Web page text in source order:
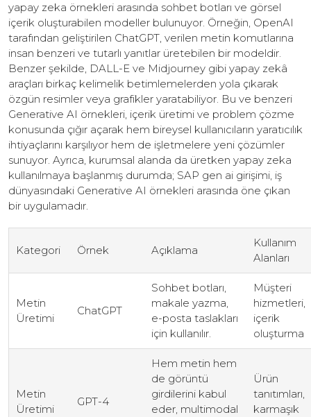
yapay zeka örnekleri arasında sohbet botları ve görsel
içerik oluşturabilen modeller bulunuyor. Örneğin, OpenAI
tarafından geliştirilen ChatGPT, verilen metin komutlarına
insan benzeri ve tutarlı yanıtlar üretebilen bir modeldir.
Benzer şekilde, DALL-E ve Midjourney gibi yapay zekâ
araçları birkaç kelimelik betimlemelerden yola çıkarak
özgün resimler veya grafikler yaratabiliyor. Bu ve benzeri
Generative AI örnekleri, içerik üretimi ve problem çözme
konusunda çığır açarak hem bireysel kullanıcıların yaratıcılık
ihtiyaçlarını karşılıyor hem de işletmelere yeni çözümler
sunuyor. Ayrıca, kurumsal alanda da üretken yapay zeka
kullanılmaya başlanmış durumda; SAP gen ai girişimi, iş
dünyasındaki Generative AI örnekleri arasında öne çıkan
bir uygulamadır.
Kategori Örnek Açıklama
Kullanım
Alanları
Metin
Üretimi
ChatGPT
Sohbet botları,
makale yazma,
e-posta taslakları
için kullanılır.
Müşteri
hizmetleri,
içerik
oluşturma
Metin
Üretimi
GPT-4
Hem metin hem
de görüntü
girdilerini kabul
eder, multimodal
Ürün
tanıtımları,
karmaşık